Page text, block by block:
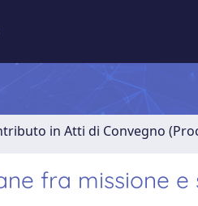
in Atti di Convegno
fra missione e